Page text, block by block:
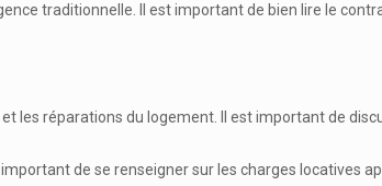
traditionnelle. Il est important de bien lire le
les réparations du logement. Il est important de
de se renseigner sur les charges locatives